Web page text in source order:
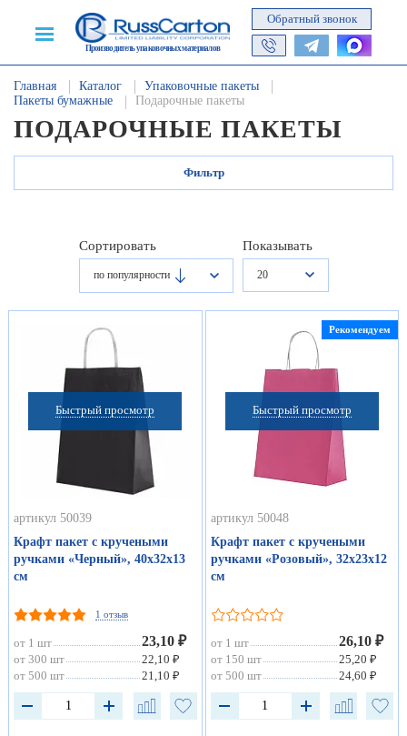
Производитель упаковочных материалов
Обратный звонок
Главная Каталог
Упаковочные пакеты
Пакеты бумажные
Подарочные пакеты
ПОДАРОЧНЫЕ ПАКЕТЫ
Фильтр
Сортировать
по популярности
Показывать
20
Быстрый просмотр
артикул 50039
Крафт пакет с кручеными
ручками «Черный», 40х32х13
см
1 отзыв
от 1 шт 23,10 ₽
от 300 шт
22,10 ₽
от 500 шт
21,10 ₽
Быстрый просмотр
Рекомендуем
артикул 50048
Крафт пакет с кручеными
ручками «Розовый», 32х23х12
см
от 1 шт 26,10 ₽
от 150 шт
25,20 ₽
от 500 шт
24,60 ₽